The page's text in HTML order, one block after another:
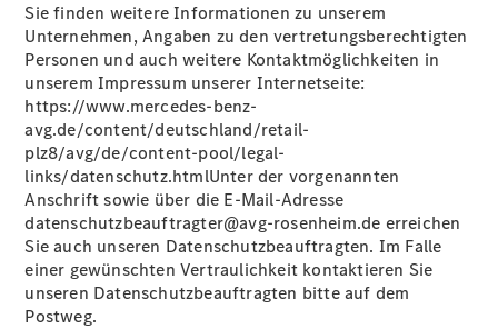
Sie finden weitere Informationen zu unserem
Unternehmen, Angaben zu den vertretungsberechtigten
Personen und auch weitere Kontaktmöglichkeiten in
unserem Impressum unserer Internetseite:
https://www.mercedes-benz-
avg.de/content/deutschland/retail-
plz8/avg/de/content-pool/legal-
links/datenschutz.htmlUnter der vorgenannten
Anschrift sowie über die E-Mail-Adresse
datenschutzbeauftragter@avg-rosenheim.de erreichen
Sie auch unseren Datenschutzbeauftragten. Im Falle
einer gewünschten Vertraulichkeit kontaktieren Sie
unseren Datenschutzbeauftragten bitte auf dem
Postweg.